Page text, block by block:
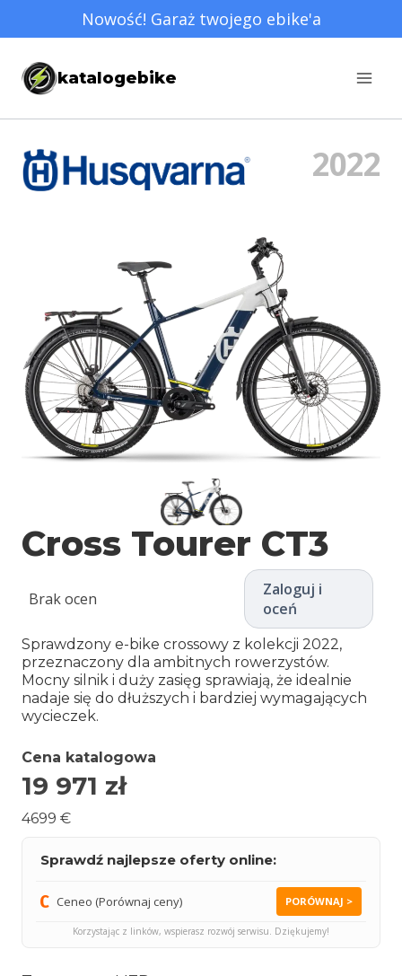
do
treści
Nowość! Garaż twojego ebike'a
katalogebike
2022
Cross Tourer CT3
Brak ocen
Zaloguj i
oceń
Sprawdzony e-bike crossowy z kolekcji 2022,
przeznaczony dla ambitnych rowerzystów.
Mocny silnik i duży zasięg sprawiają, że idealnie
nadaje się do dłuższych i bardziej wymagających
wycieczek.
Cena katalogowa
19 971 zł
4699 €
Sprawdź najlepsze oferty online:
Ceneo (Porównaj ceny) PORÓWNAJ >
Korzystając z linków, wspierasz rozwój serwisu. Dziękujemy!